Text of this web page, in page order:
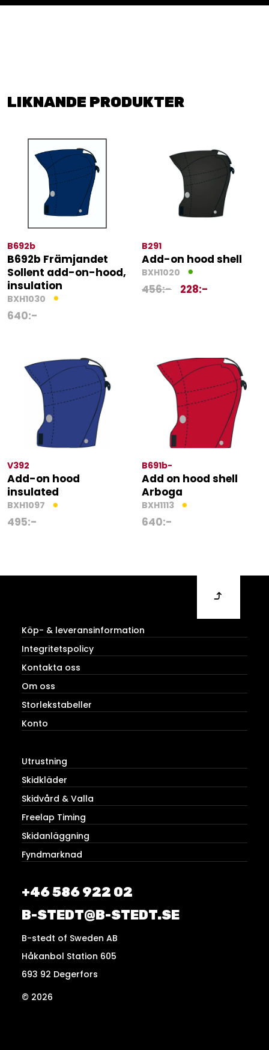
LIKNANDE PRODUKTER
B692b
B692b Främjandet
Sollent add-on-hood,
insulation
BXH1030
640:-
B291
Add-on hood shell
BXH1020
456:- 228:-
V392
Add-on hood
insulated
BXH1097
495:-
B691b-
Add on hood shell
Arboga
BXH1113
640:-
Köp- & leveransinformation
Integritetspolicy
Kontakta oss
Om oss
Storlekstabeller
Konto
Utrustning
Skidkläder
Skidvård & Valla
Freelap Timing
Skidanläggning
Fyndmarknad
+46 586 922 02
B-STEDT@B-STEDT.SE
B-stedt of Sweden AB
Håkanbol Station 605
693 92 Degerfors
© 2026